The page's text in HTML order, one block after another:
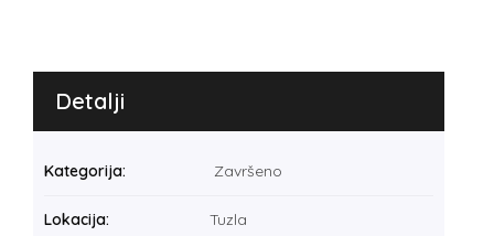
Detalji
Kategorija: Završeno
Lokacija: Tuzla